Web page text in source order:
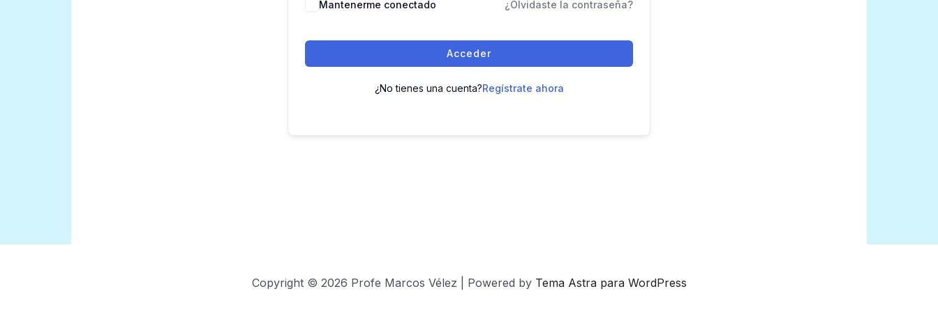
Mantenerme conectado ¿Olvidaste la contraseña?
Acceder
¿No tienes una cuenta?Regístrate ahora
Copyright © 2026 Profe Marcos Vélez | Powered by Tema Astra para WordPress